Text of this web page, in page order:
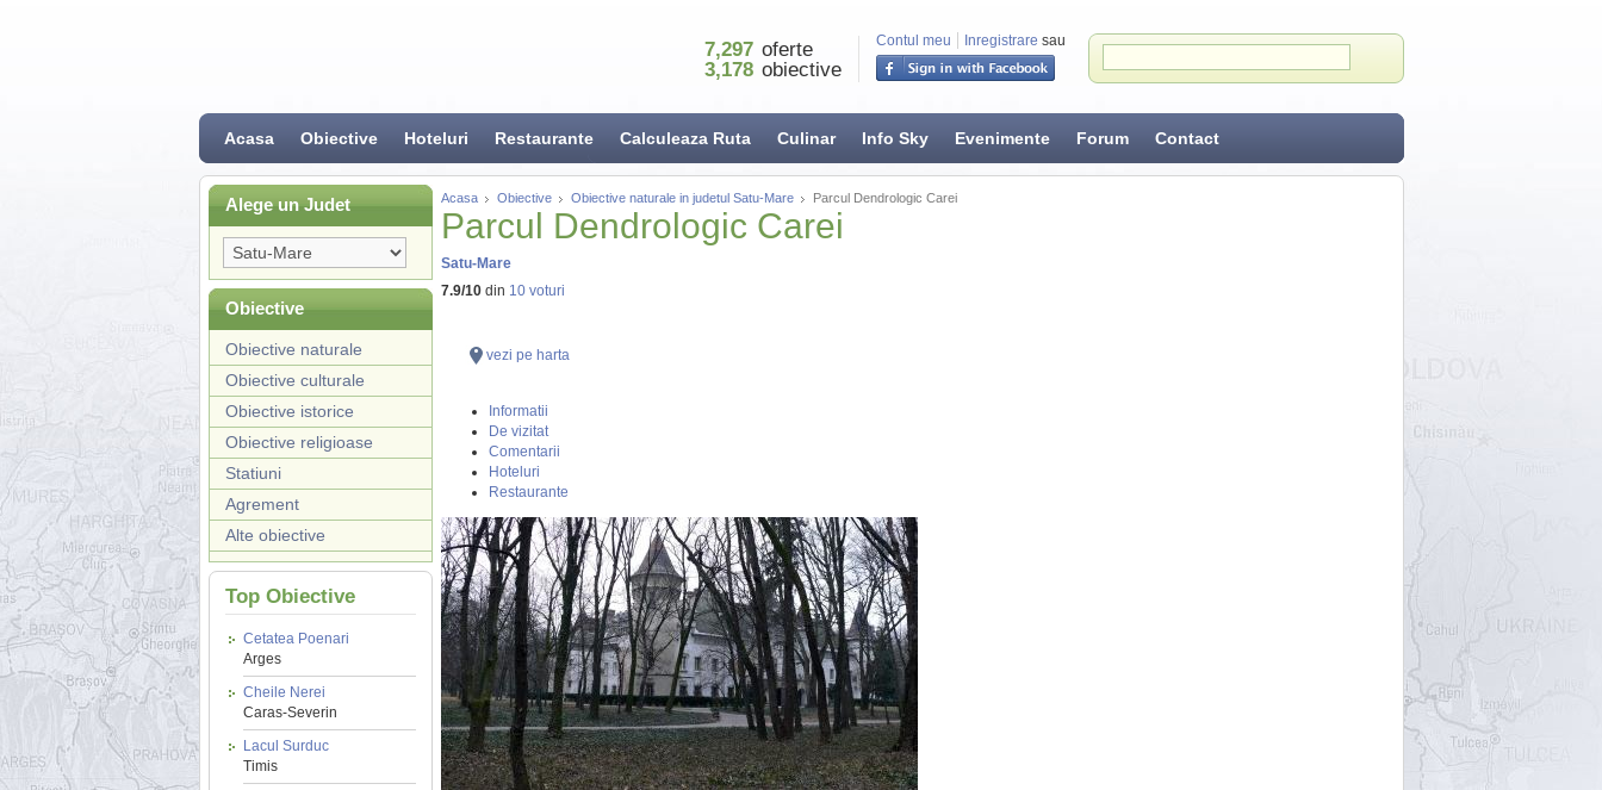
Contul meu Inregistrare sau
7,297 oferte
3,178 obiective
Acasa Obiective Hoteluri Restaurante Calculeaza Ruta Culinar Info Sky Evenimente Forum Contact
Alege un Judet
Obiective
Obiective naturale
Obiective culturale
Obiective istorice
Obiective religioase
Statiuni
Agrement
Alte obiective
Top Obiective
Cetatea Poenari
Arges
Cheile Nerei
Caras-Severin
Lacul Surduc
Timis
Acasa Obiective Obiective naturale in judetul Satu-Mare Parcul Dendrologic Carei
Parcul Dendrologic Carei
Satu-Mare
7.9/10din 10voturi
vezi pe harta
Informatii
De vizitat
Comentarii
Hoteluri
Restaurante